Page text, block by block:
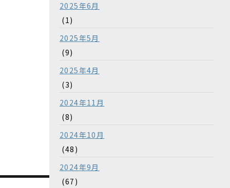
2025年6月
(1)
2025年5月
(9)
2025年4月
(3)
2024年11月
(8)
2024年10月
(48)
2024年9月
(67)